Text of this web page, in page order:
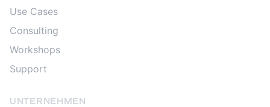
Use Cases
Consulting
Workshops
Support
UNTERNEHMEN